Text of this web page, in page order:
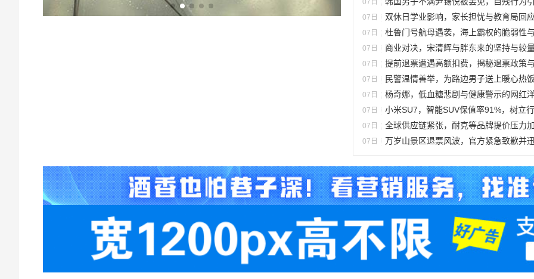
07日
07日 双休日学业影响，家长担忧与教育局回
07日 杜鲁门号航母遇袭，海上霸权的脆弱性与新兴挑
07日 商业对决，宋清辉与胖东来的坚持与较
07日 提前退票遭遇高额扣费，揭秘退票政策与费用扣除之
07日 民警温情善举，为路边男子送上暖心热
07日 杨奇娜，低血糖悲剧与健康警示的网红洋媳
07日 小米SU7，智能SUV保值率91%，树立行业新标杆
07日 全球供应链紧张，耐克等品牌提价压力
07日 万岁山景区退票风波，官方紧急致歉并迅速应